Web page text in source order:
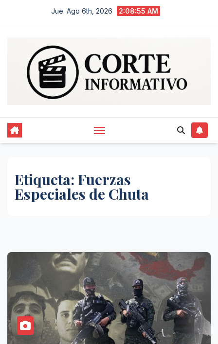
Jue. Ago 6th, 2026 2:08:56 AM
Etiqueta: Fuerzas
Especiales de Chuta